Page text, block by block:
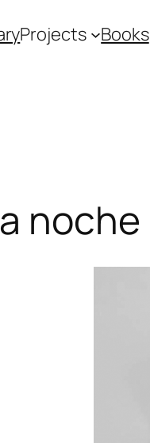
Projects Books
noche